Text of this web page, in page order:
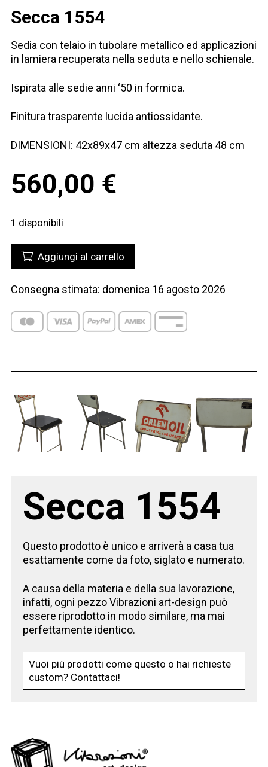
Secca 1554
Sedia con telaio in tubolare metallico ed applicazioni
in lamiera recuperata nella seduta e nello schienale.
Ispirata alle sedie anni ‘50 in formica.
Finitura trasparente lucida antiossidante.
DIMENSIONI: 42x89x47 cm altezza seduta 48 cm
560,00 €
1 disponibili
Aggiungi al carrello
Consegna stimata: domenica 16 agosto 2026
Dichiaro di aver compiuto 14 anni e confermo di aver letto,
Autorizzo al trattamento dei miei dati personali secondo
quanto previsto nell’informativa.
Acconsento all'uso dei miei dati personali per essere
miei precedenti acquisti.
Secca 1554
Questo prodotto è unico e arriverà a casa tua
esattamente come da foto, siglato e numerato.
A causa della materia e della sua lavorazione,
infatti, ogni pezzo Vibrazioni art-design può
essere riprodotto in modo similare, ma mai
perfettamente identico.
Vuoi più prodotti come questo o hai richieste
custom? Contattaci!